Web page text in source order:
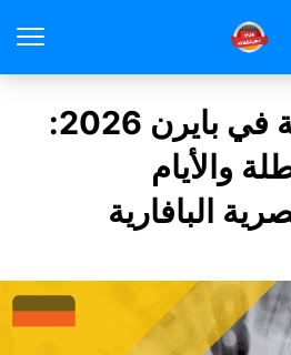
العطل الرسمية في بايرن 2026:
الـ 13 عطلة والأيام
البافارية